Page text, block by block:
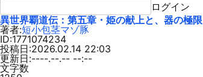
ログイン
異世界覇道伝：第五章・姫の献上と、器の極限
著者:短小包茎マゾ豚
ID:1771074234
投稿日:2026.02.14 22:03
更新日:----.--.-- --:--
文字数